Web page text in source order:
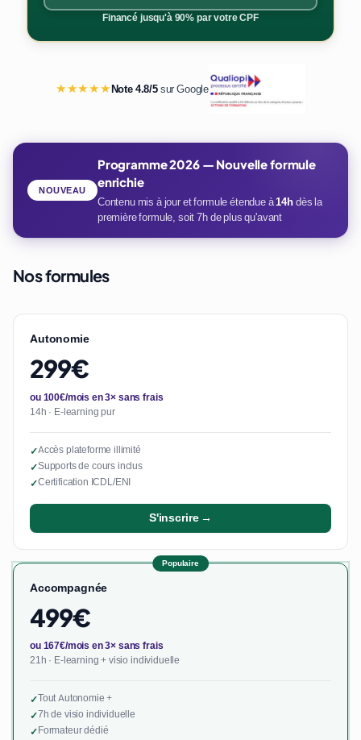
Financé jusqu'à 90% par votre CPF
★★★★★Note 4.8/5sur Google
Programme 2026 — Nouvelle formule
enrichie
Contenu mis à jour et formule étendue à14hdès la
première formule, soit 7h de plus qu'avant
NOUVEAU
Nos formules
Autonomie
299€
ou 100€/mois en 3× sans frais
14h · E-learning pur
✓Accès plateforme illimité
✓Supports de cours inclus
✓Certification ICDL/ENI
S'inscrire →
Populaire
Accompagnée
499€
ou 167€/mois en 3× sans frais
21h · E-learning + visio individuelle
✓Tout Autonomie +
✓7h de visio individuelle
✓Formateur dédié